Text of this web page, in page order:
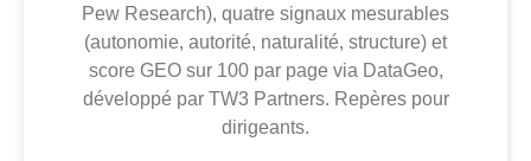
Pew Research), quatre signaux mesurables
(autonomie, autorité, naturalité, structure) et
score GEO sur 100 par page via DataGeo,
développé par TW3 Partners. Repères pour
dirigeants.